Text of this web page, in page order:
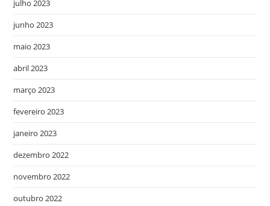
julho 2023
junho 2023
maio 2023
abril 2023
março 2023
fevereiro 2023
janeiro 2023
dezembro 2022
novembro 2022
outubro 2022